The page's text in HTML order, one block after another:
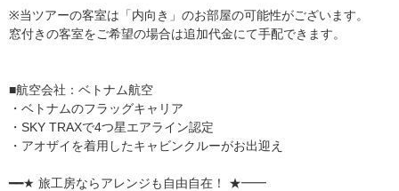
※当ツアーの客室は「内向き」のお部屋の可能性がございます。
窓付きの客室をご希望の場合は追加代金にて手配できます。
■航空会社：ベトナム航空
・ベトナムのフラッグキャリア
・SKY TRAXで4つ星エアライン認定
・アオザイを着用したキャビンクルーがお出迎え
━━★ 旅工房ならアレンジも自由自在！ ★━━